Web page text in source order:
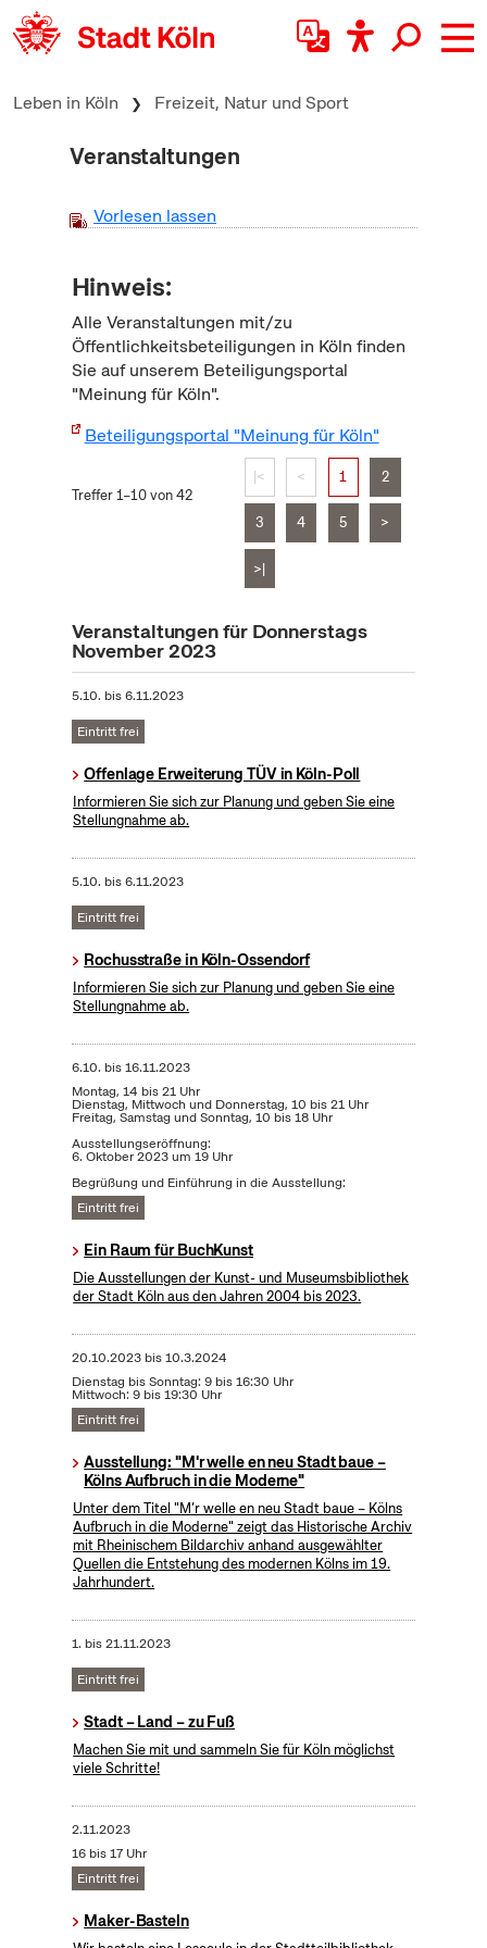
zum Inhalt springen
Leben in Köln Freizeit, Natur und Sport
Veranstaltungen
Vorlesen lassen
Hinweis:
Alle Veranstaltungen mit/zu
Öffentlichkeitsbeteiligungen in Köln finden
Sie auf unserem Beteiligungsportal
"Meinung für Köln".
Beteiligungsportal "Meinung für Köln"
Treffer 1–10 von 42
|< < 1 2
3 4 5 >
>|
Veranstaltungen für Donnerstags
November 2023
5.10. bis6.11.2023
Eintritt frei
Offenlage Erweiterung TÜV in Köln-Poll
Informieren Sie sich zur Planung und geben Sie eine
Stellungnahme ab.
5.10. bis6.11.2023
Eintritt frei
Rochusstraße in Köln-Ossendorf
Informieren Sie sich zur Planung und geben Sie eine
Stellungnahme ab.
6.10. bis16.11.2023
Montag, 14 bis 21 Uhr
Dienstag, Mittwoch und Donnerstag, 10 bis 21 Uhr
Freitag, Samstag und Sonntag, 10 bis 18 Uhr
Ausstellungseröffnung:
6. Oktober 2023 um 19 Uhr
Begrüßung und Einführung in die Ausstellung:
Eintritt frei
Ein Raum für BuchKunst
Die Ausstellungen der Kunst- und Museumsbibliothek
der Stadt Köln aus den Jahren 2004 bis 2023.
20.10.2023bis10.3.2024
Dienstag bis Sonntag: 9 bis 16:30 Uhr
Mittwoch: 9 bis 19:30 Uhr
Eintritt frei
Ausstellung: "M'r welle en neu Stadt baue –
Kölns Aufbruch in die Moderne"
Unter dem Titel "M’r welle en neu Stadt baue – Kölns
Aufbruch in die Moderne" zeigt das Historische Archiv
mit Rheinischem Bildarchiv anhand ausgewählter
Quellen die Entstehung des modernen Kölns im 19.
Jahrhundert.
1. bis21.11.2023
Eintritt frei
Stadt – Land – zu Fuß
Machen Sie mit und sammeln Sie für Köln möglichst
viele Schritte!
2.11.2023
16 bis 17 Uhr
Eintritt frei
Maker-Basteln